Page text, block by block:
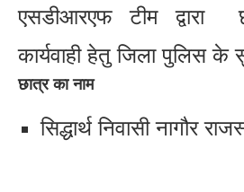
एसडीआरएफ टीम द्वारा
कार्यवाही हेतु जिला पुलिस के
छात्र का नाम
सिद्धार्थ निवासी नागौर